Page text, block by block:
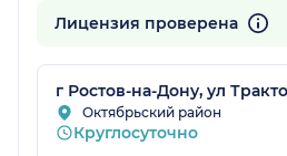
Лицензия проверена
г Ростов-на-Дону, ул
Октябрьский район
Круглосуточно